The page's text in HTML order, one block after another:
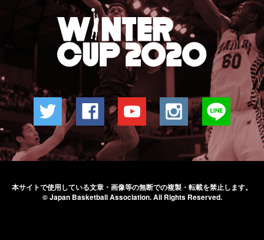
本サイトで使用している文章・画像等の無断での複製・転載を禁止します。
© Japan Basketball Association.All Rights Reserved.